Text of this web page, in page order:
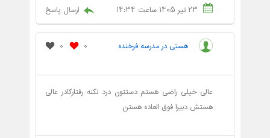
23 تیر 1405 ساعت 14:34 ارسال پاسخ
هستی در مدرسه فرخنده 0
0
عالی خیلی راضی هستم‌ دستتون درد نکنه رفتارکادر عالی
هستش دبیرا فوق العاده هستن